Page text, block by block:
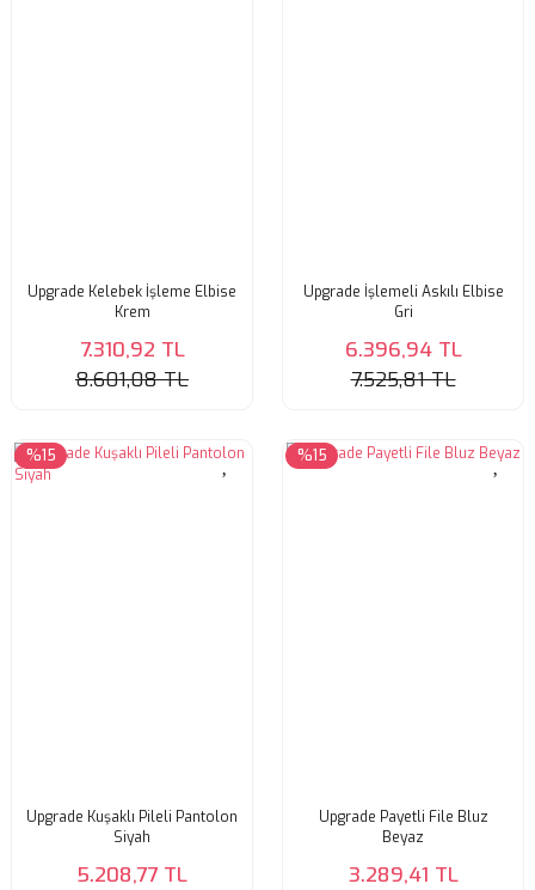
Upgrade Kelebek İşleme Elbise
Krem
7.310,92 TL
8.601,08 TL
Upgrade İşlemeli Askılı Elbise
Gri
6.396,94 TL
7.525,81 TL
%15
Upgrade Kuşaklı Pileli Pantolon
Siyah
5.208,77 TL
%15
Upgrade Payetli File Bluz
Beyaz
3.289,41 TL